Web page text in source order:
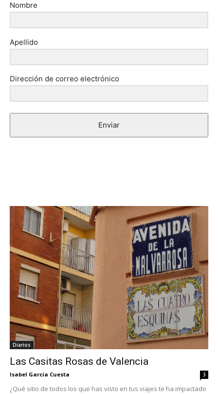
Nombre
Apellido
Dirección de correo electrónico
Enviar
Diarios
Las Casitas Rosas de Valencia
Isabel García Cuesta 3
¿Qué sitio de todos los que has visto en tus viajes te ha impactado